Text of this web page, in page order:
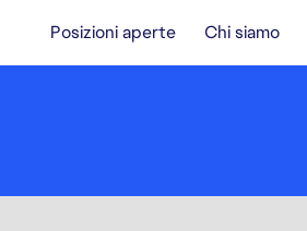
Posizioni aperte Chi siamo